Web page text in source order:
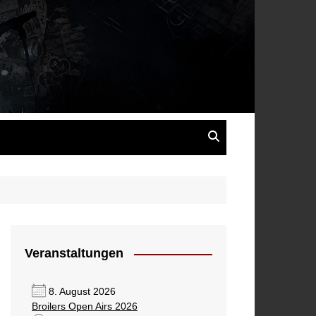
Veranstaltungen
8. August 2026
Broilers Open Airs 2026